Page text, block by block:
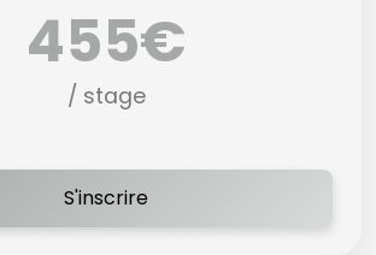
455€
/ stage
S'inscrire